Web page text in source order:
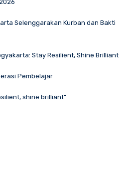
Selenggarakan Kurban dan Bakti
Stay Resilient, Shine Brilliant
Pembelajar
shine brilliant”